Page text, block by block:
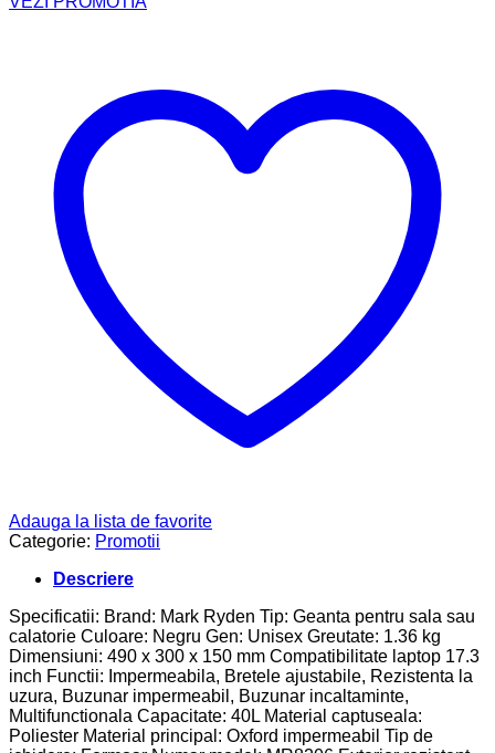
Adauga la lista de favorite
Categorie: Promotii
Descriere
Specificatii: Brand: Mark Ryden Tip: Geanta pentru sala sau
calatorie Culoare: Negru Gen: Unisex Greutate: 1.36 kg
Dimensiuni: 490 x 300 x 150 mm Compatibilitate laptop 17.3
inch Functii: Impermeabila, Bretele ajustabile, Rezistenta la
uzura, Buzunar impermeabil, Buzunar incaltaminte,
Multifunctionala Capacitate: 40L Material captuseala:
Poliester Material principal: Oxford impermeabil Tip de